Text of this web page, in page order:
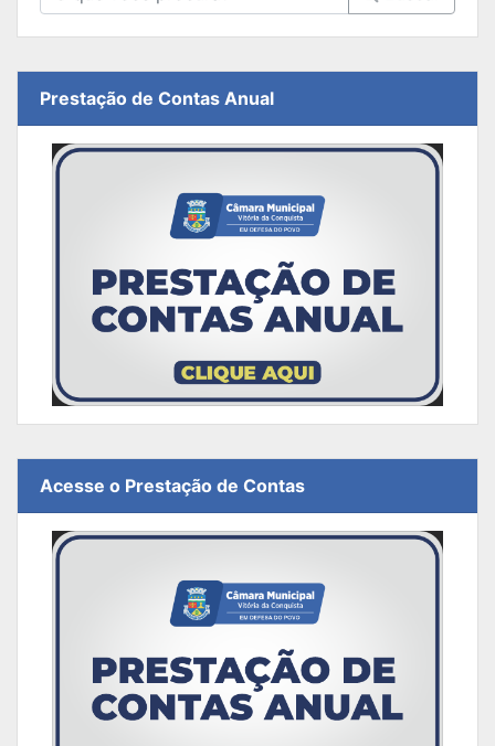
Prestação de Contas Anual
Acesse o Prestação de Contas